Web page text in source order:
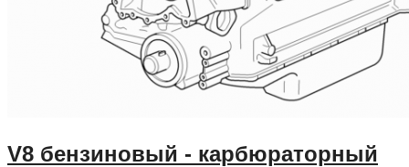
V8 бензиновый - карбюраторный